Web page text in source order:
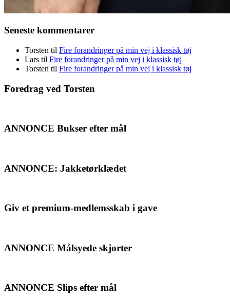
Seneste kommentarer
Torsten til Fire forandringer på min vej i klassisk tøj
Lars til Fire forandringer på min vej i klassisk tøj
Torsten til Fire forandringer på min vej i klassisk tøj
Foredrag ved Torsten
ANNONCE Bukser efter mål
ANNONCE: Jakketørklædet
Giv et premium-medlemsskab i gave
ANNONCE Målsyede skjorter
ANNONCE Slips efter mål